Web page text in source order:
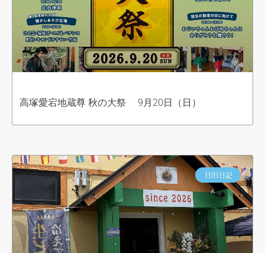
高塚愛宕地蔵尊 秋の大祭 9月20日（日）
日田日記